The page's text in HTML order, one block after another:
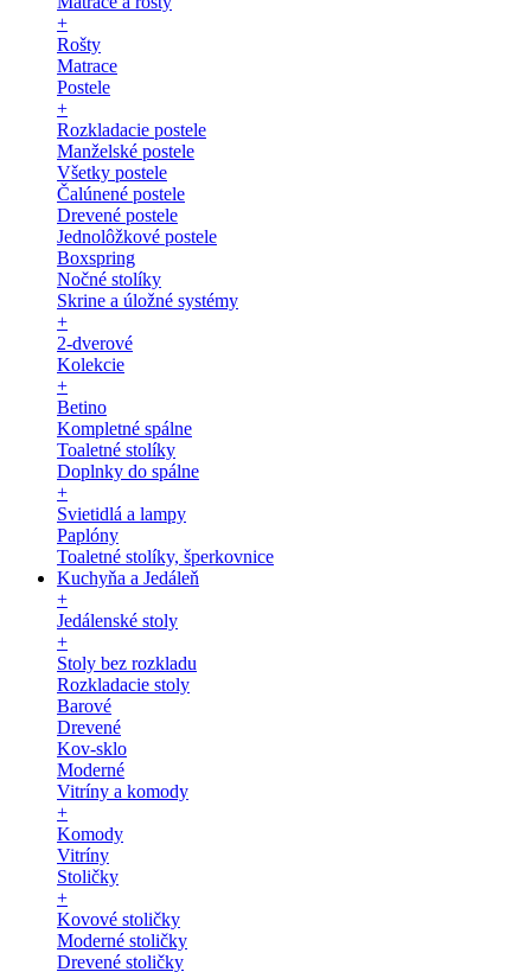
+
Rošty
Matrace
Postele
+
Rozkladacie postele
Manželské postele
Všetky postele
Čalúnené postele
Drevené postele
Jednolôžkové postele
Boxspring
Nočné stolíky
Skrine a úložné systémy
+
2-dverové
Kolekcie
+
Betino
Kompletné spálne
Toaletné stolíky
Doplnky do spálne
+
Svietidlá a lampy
Paplóny
Toaletné stolíky, šperkovnice
Kuchyňa a Jedáleň
+
Jedálenské stoly
+
Stoly bez rozkladu
Rozkladacie stoly
Barové
Drevené
Kov-sklo
Moderné
Vitríny a komody
+
Komody
Vitríny
Stoličky
+
Kovové stoličky
Moderné stoličky
Drevené stoličky